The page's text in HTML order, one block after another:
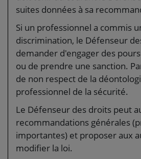
suites données à sa
Si un professionnel a commis
discrimination, le Défenseur
demander d'engager des
ou de prendre une sanction.
de non respect de la
professionnel de la sécurité.
Le Défenseur des droits peut
recommandations générales
importantes) et proposer aux
modifier la loi.